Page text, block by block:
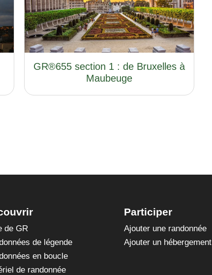
GR®655 section 1 : de Bruxelles à
Maubeuge
de GR
de légende
en boucle
de randonnée
Participer
Ajouter une randonnée
Ajouter un hébergement